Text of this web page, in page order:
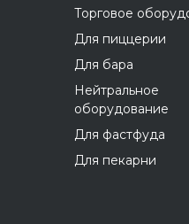
Торговое
Для пиццерии
Для бара
Нейтральное
оборудование
Для фастфуда
Для пекарни